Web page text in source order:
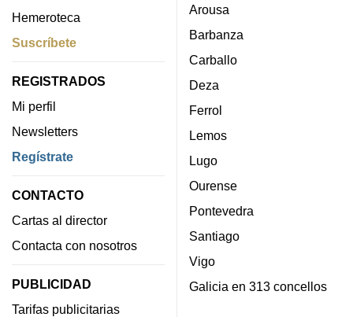
Hemeroteca
Suscríbete
REGISTRADOS
Mi perfil
Newsletters
Regístrate
CONTACTO
Cartas al director
Contacta con nosotros
PUBLICIDAD
Tarifas publicitarias
Arousa
Barbanza
Carballo
Deza
Ferrol
Lemos
Lugo
Ourense
Pontevedra
Santiago
Vigo
Galicia en 313 concellos